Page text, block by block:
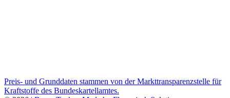
Preis- und Grunddaten stammen von der Markttransparenzstelle für
Kraftstoffe des Bundeskartellamtes.